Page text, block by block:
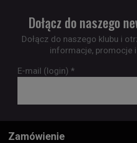
Dołącz do naszego
Dołącz do naszego klubu i
informacje, promocje i
E-mail (login) *
Zamówienie